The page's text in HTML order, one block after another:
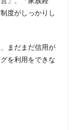
度がしっかりし
まだまだ信用が
を利用をできな